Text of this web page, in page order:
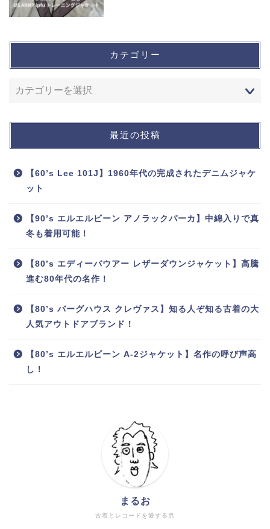
カテゴリー
最近の投稿
【60’s Lee 101J】1960年代の完成されたデニムジャケ
ット
【90’s エルエルビーン アノラックパーカ】中綿入りで真
冬も着用可能！
【80’s エディーバウアー レザーダウンジャケット】高騰
進む80年代の名作！
【80’s バーグハウス クレヴァス】知る人ぞ知る古着の大
人気アウトドアブランド！
【80’s エルエルビーン A-2ジャケット】名作の呼び声高
し！
古着とレコードを愛する男
まるお